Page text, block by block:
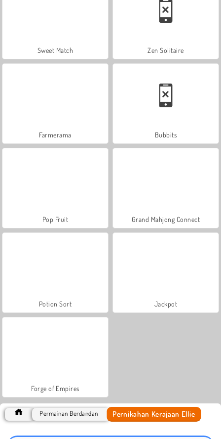
Sweet Match Zen Solitaire
Farmerama Bubbits
Pop Fruit Grand Mahjong Connect
Potion Sort Jackpot
Forge of Empires
Permainan Berdandan Pernikahan Kerajaan Ellie